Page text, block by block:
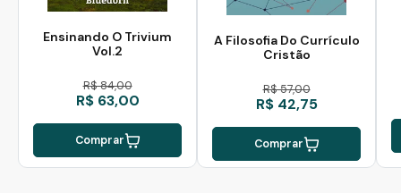
Ensinando O Trivium
Vol.2
R$ 84,00
R$ 63,00
Comprar
A Filosofia Do Currículo
Cristão
R$ 57,00
R$ 42,75
Comprar